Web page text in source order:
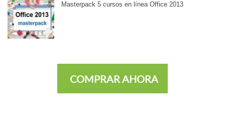
Masterpack 5 cursos en línea Office 2013
COMPRAR AHORA